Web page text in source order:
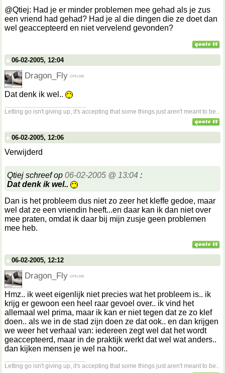
@Qtiej: Had je er minder problemen mee gehad als je zus
een vriend had gehad? Had je al die dingen die ze doet dan
wel geaccepteerd en niet vervelend gevonden?
06-02-2005, 12:04
Dragon_Fly
Dat denk ik wel..
Letting go isn't giving up, it's accepting that some things just aren't meant to be..
06-02-2005, 12:06
Verwijderd
Qtiej schreef op 06-02-2005 @ 13:04 :
Dat denk ik wel..
Dan is het probleem dus niet zo zeer het kleffe gedoe, maar
wel dat ze een vriendin heeft...en daar kan ik dan niet over
mee praten, omdat ik daar bij mijn zusje geen problemen
mee heb.
06-02-2005, 12:12
Dragon_Fly
Hmz.. ik weet eigenlijk niet precies wat het probleem is.. ik
krijg er gewoon een heel raar gevoel over.. ik vind het
allemaal wel prima, maar ik kan er niet tegen dat ze zo klef
doen.. als we in de stad zijn doen ze dat ook.. en dan krijgen
we weer het verhaal van: iedereen zegt wel dat het wordt
geaccepteerd, maar in de praktijk werkt dat wel wat anders..
dan kijken mensen je wel na hoor..
Letting go isn't giving up, it's accepting that some things just aren't meant to be..